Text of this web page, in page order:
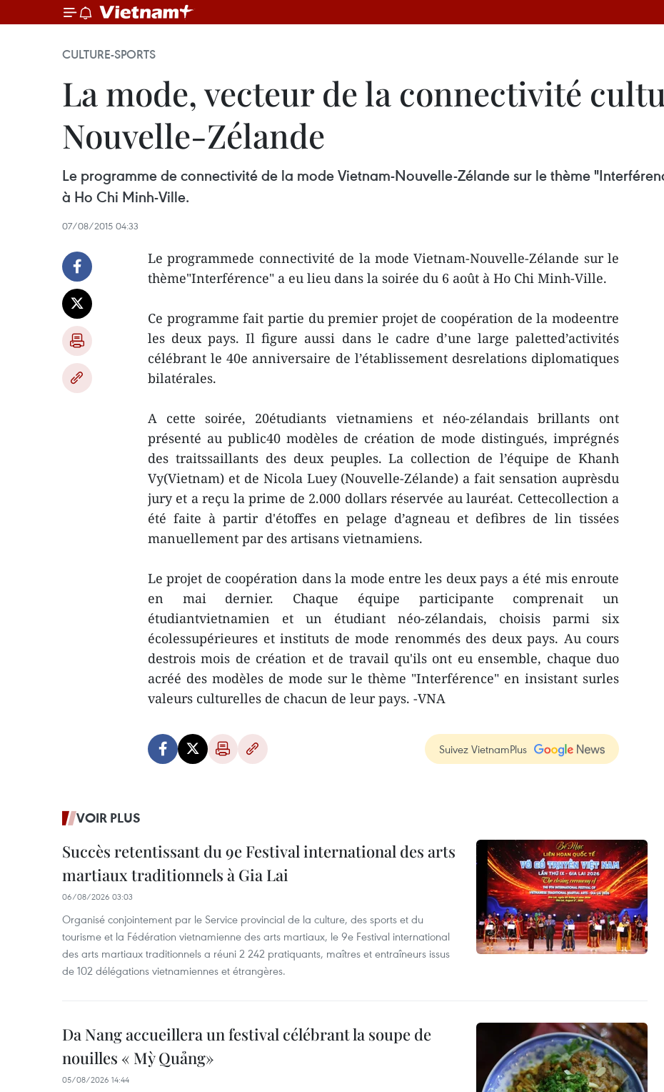
CULTURE-SPORTS
La mode, vecteur de la connectivité
Nouvelle-Zélande
Le programme de connectivité de la mode Vietnam-Nouvelle-Zélande sur le thème
à Ho Chi Minh-Ville.
07/08/2015 04:33
Le programmede connectivité de la mode Vietnam-Nouvelle-Zélande sur le
thème"Interférence" a eu lieu dans la soirée du 6 août à Ho Chi Minh-Ville.
Ce programme fait partie du premier projet de coopération de la modeentre
les deux pays. Il figure aussi dans le cadre d’une large paletted’activités
célébrant le 40e anniversaire de l’établissement desrelations diplomatiques
bilatérales.
A cette soirée, 20étudiants vietnamiens et néo-zélandais brillants ont
présenté au public40 modèles de création de mode distingués, imprégnés
des traitssaillants des deux peuples. La collection de l’équipe de Khanh
Vy(Vietnam) et de Nicola Luey (Nouvelle-Zélande) a fait sensation auprèsdu
jury et a reçu la prime de 2.000 dollars réservée au lauréat. Cettecollection a
été faite à partir d'étoffes en pelage d’agneau et defibres de lin tissées
manuellement par des artisans vietnamiens.
Le projet de coopération dans la mode entre les deux pays a été mis enroute
en mai dernier. Chaque équipe participante comprenait un
étudiantvietnamien et un étudiant néo-zélandais, choisis parmi six
écolessupérieures et instituts de mode renommés des deux pays. Au cours
destrois mois de création et de travail qu'ils ont eu ensemble, chaque duo
acréé des modèles de mode sur le thème "Interférence" en insistant surles
valeurs culturelles de chacun de leur pays. -VNA
Suivez VietnamPlus
VOIR PLUS
Succès retentissant du 9e Festival international des arts
martiaux traditionnels à Gia Lai
06/08/2026 03:03
Organisé conjointement par le Service provincial de la culture, des sports et du
tourisme et la Fédération vietnamienne des arts martiaux, le 9e Festival international
des arts martiaux traditionnels a réuni 2 242 pratiquants, maîtres et entraîneurs issus
de 102 délégations vietnamiennes et étrangères.
Da Nang accueillera un festival célébrant la soupe de
nouilles « Mỳ Quảng»
05/08/2026 14:44